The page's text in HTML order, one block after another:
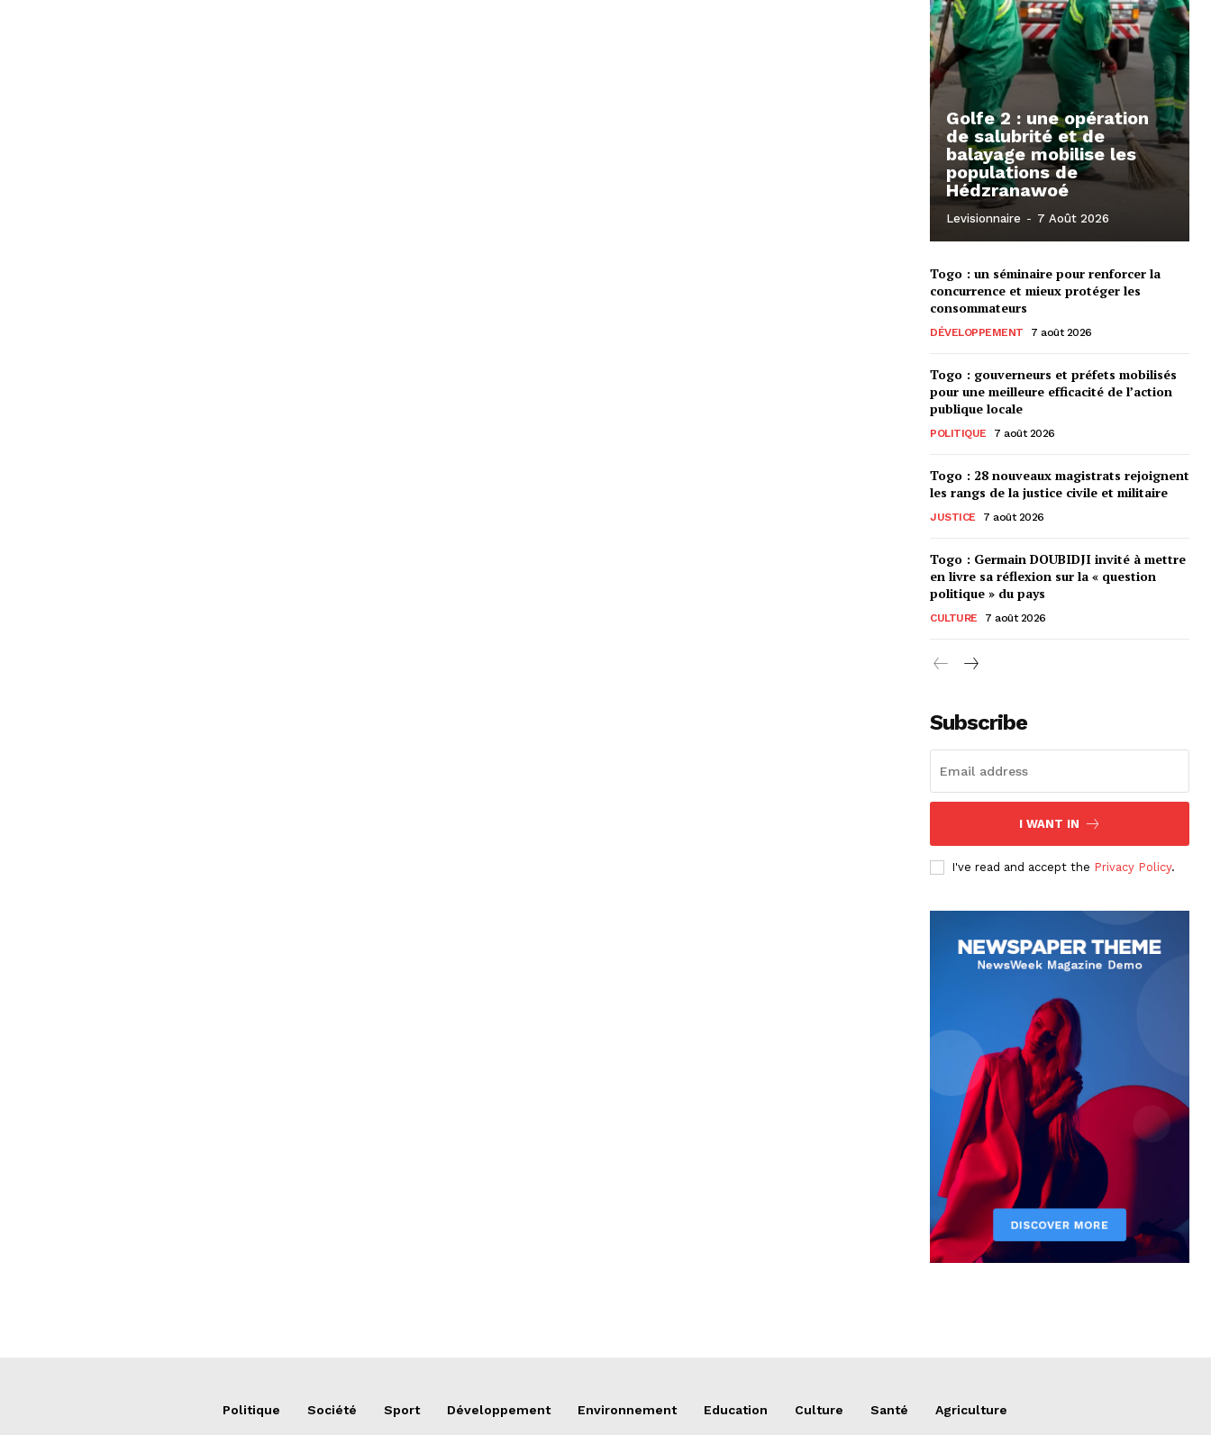
Golfe 2 : une opération
de salubrité et de
balayage mobilise les
populations de
Hédzranawoé
Levisionnaire - 7 Août 2026
Togo : un séminaire pour renforcer la
concurrence et mieux protéger les
consommateurs
DÉVELOPPEMENT 7 août 2026
Togo : gouverneurs et préfets mobilisés
pour une meilleure efficacité de l’action
publique locale
POLITIQUE 7 août 2026
Togo : 28 nouveaux magistrats rejoignent
les rangs de la justice civile et militaire
JUSTICE 7 août 2026
Togo : Germain DOUBIDJI invité à mettre
en livre sa réflexion sur la « question
politique » du pays
CULTURE 7 août 2026
Subscribe
I WANT IN
I've read and accept the Privacy Policy.
Politique Société Sport Développement Environnement Education Culture Santé Agriculture